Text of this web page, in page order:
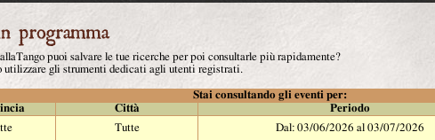
puoi salvare le tue ricerche per poi consultarle più rapidamente?
utilizzare gli strumenti dedicati agli utenti registrati.
Stai consultando gli eventi per:
Città Periodo
Tutte Dal: 03/06/2026 al 03/07/2026